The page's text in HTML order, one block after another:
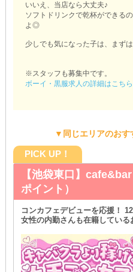
いいえ、当店なら大丈夫♪
ソフトドリンクで乾杯ができる
よ◎
少しでも気になった子は、まず
※スタッフも募集中です。
ボーイ・黒服求人の詳細はこちら
▼同じエリアのお
PICK UP！
【池袋東口】
ポイント）
コンカフェデビューを応援！
女性の内勤さんも在籍している